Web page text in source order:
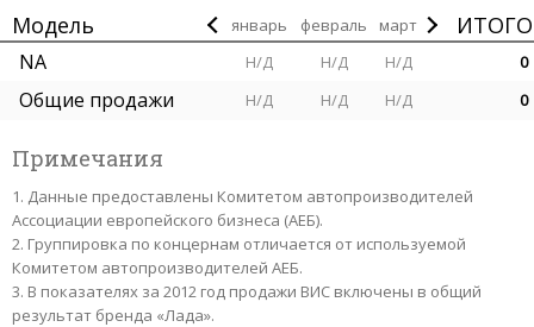
Модель январь февраль март ИТОГО
NA Н/Д Н/Д Н/Д 0
Общие продажи Н/Д Н/Д Н/Д 0
Примечания
Данные предоставлены Комитетом автопроизводителей
Ассоциации европейского бизнеса (АЕБ).
Группировка по концернам отличается от используемой
Комитетом автопроизводителей АЕБ.
В показателях за 2012 год продажи ВИС включены в общий
результат бренда «Лада».